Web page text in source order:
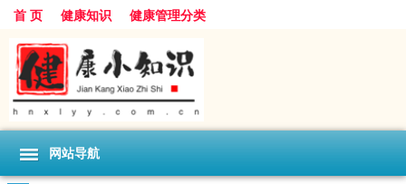
首 页 健康知识 健康管理分类
网站导航